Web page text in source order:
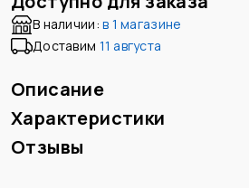
В наличии: в 1 магазине
Доставим 11 августа
Описание
Характеристики
Отзывы